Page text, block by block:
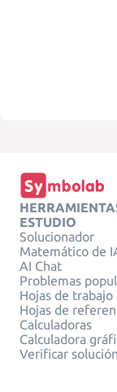
ESTUDIO
Solucionador
Matemático de
AI Chat
Problemas
Hojas de trabajo
Hojas de
Calculadoras
Calculadora
Verificar solución